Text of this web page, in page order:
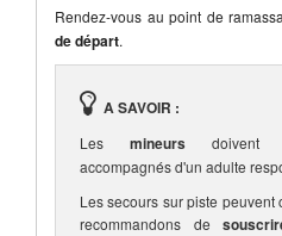
Rendez-vous au point de
de départ.
A SAVOIR :
Les mineurs doivent
accompagnés d'un adulte
Les secours sur piste peuvent
recommandons de